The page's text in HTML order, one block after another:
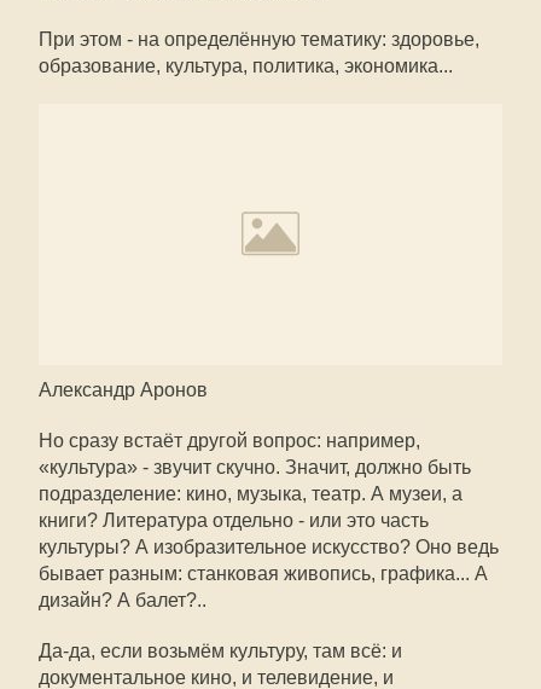
При этом - на определённую тематику: здоровье,
образование, культура, политика, экономика...
Александр Аронов
Но сразу встаёт другой вопрос: например,
«культура» - звучит скучно. Значит, должно быть
подразделение: кино, музыка, театр. А музеи, а
книги? Литература отдельно - или это часть
культуры? А изобразительное искусство? Оно ведь
бывает разным: станковая живопись, графика... А
дизайн? А балет?..
Да-да, если возьмём культуру, там всё: и
документальное кино, и телевидение, и